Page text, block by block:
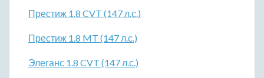
Престиж 1.8 CVT (147 л.с.)
Престиж 1.8 MT (147 л.с.)
Элеганс 1.8 CVT (147 л.с.)